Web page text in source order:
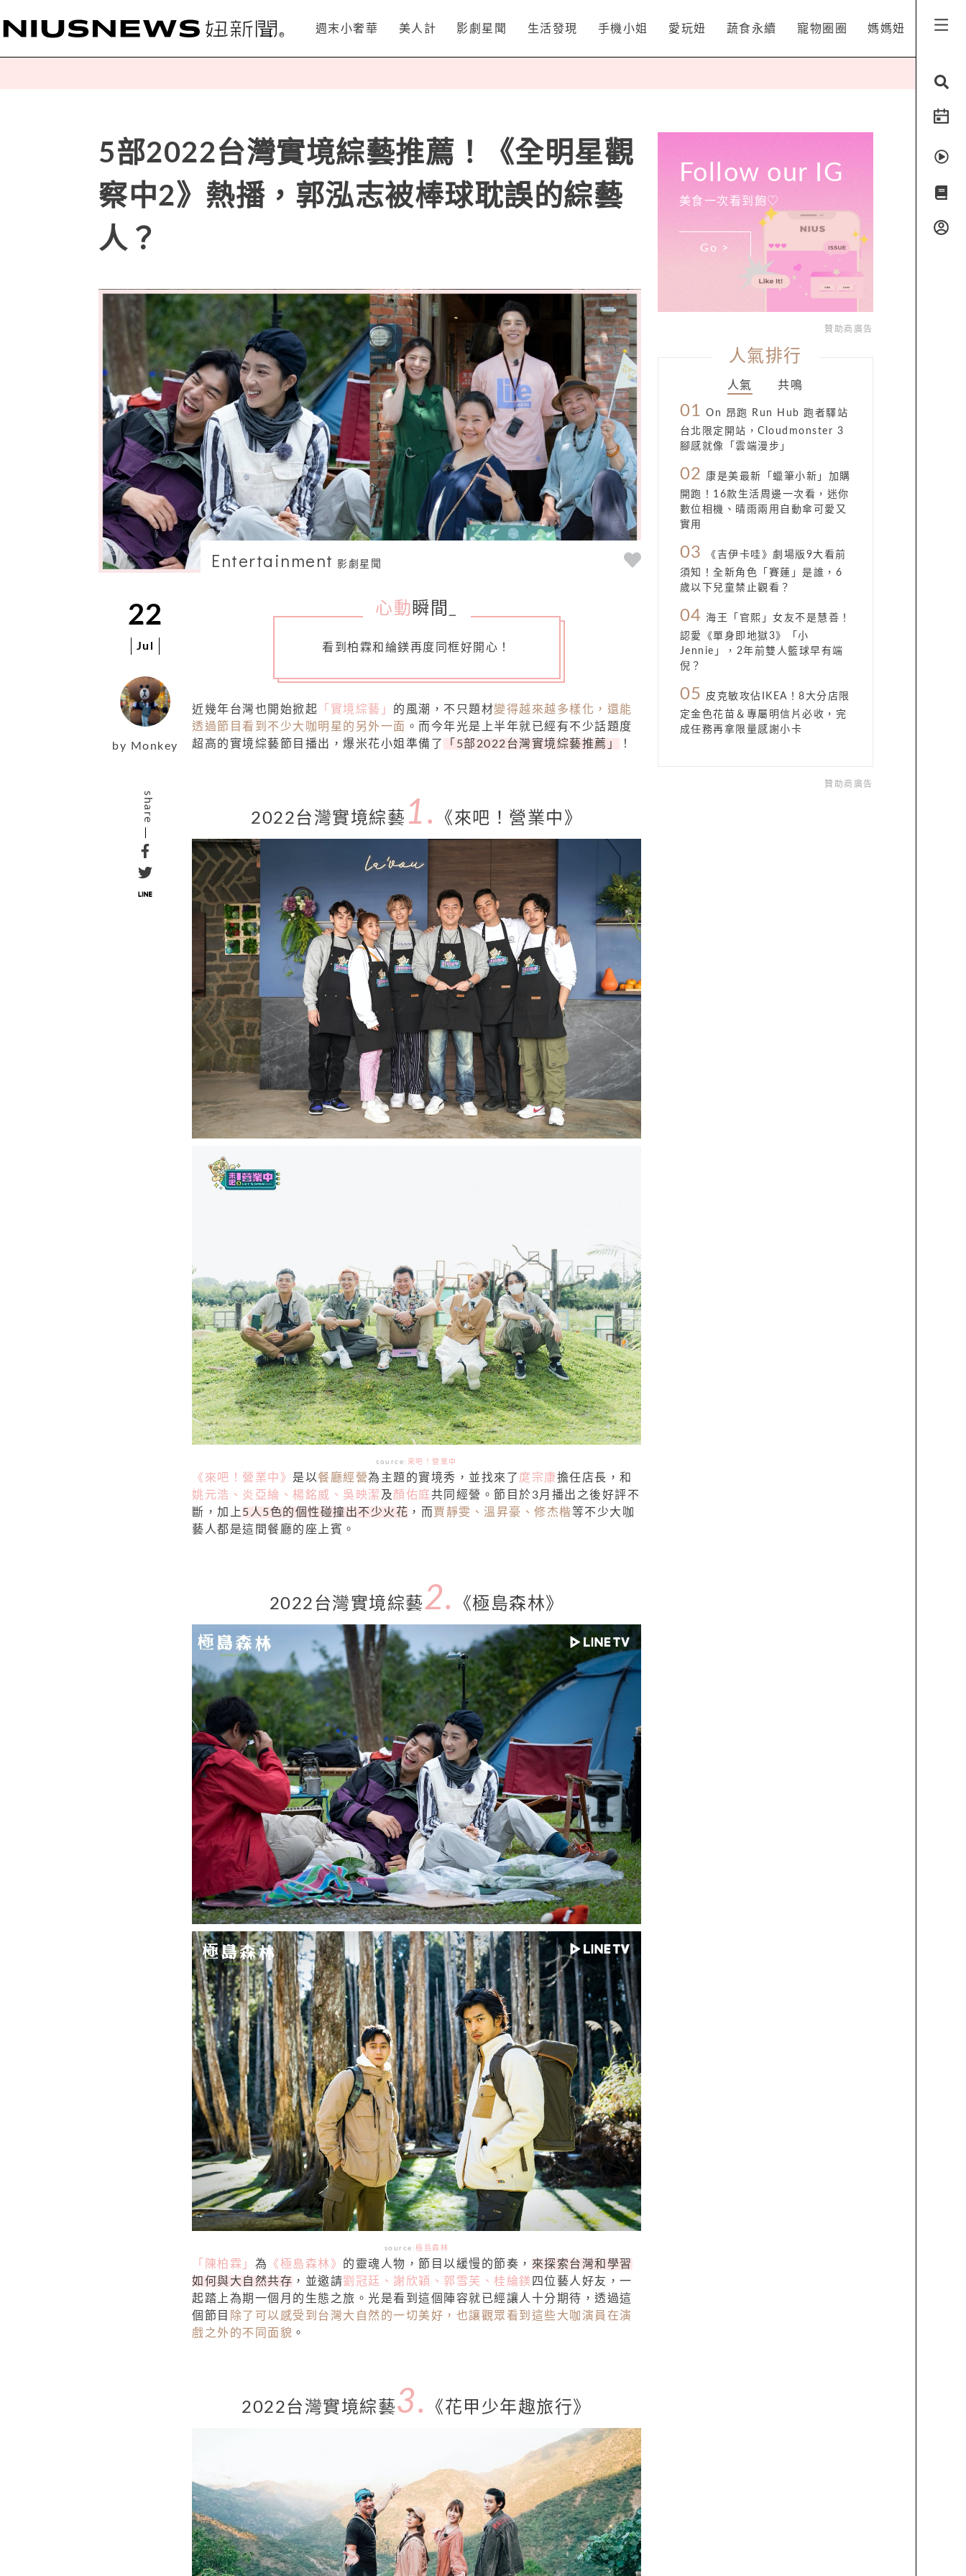
週末小奢華 美人計 影劇星聞 生活發現 手機小姐 愛玩妞 蔬食永續 寵物圈圈 媽媽妞
5部2022台灣實境綜藝推薦！《全明星觀
察中2》熱播，郭泓志被棒球耽誤的綜藝
人？
Entertainment 影劇星聞
22
Jul
by Monkey
share
心動 瞬間
看到柏霖和綸鎂再度同框好開心！
近幾年台灣也開始掀起 「實境綜藝」 的風潮，不只題材變得越來越多樣化，還能
透過節目看到不少大咖明星的另外一面 。而今年光是上半年就已經有不少話題度
超高的實境綜藝節目播出，爆米花小姐準備了
「5部2022台灣實境綜藝推薦」 ！
2022台灣實境綜藝 1. 《來吧！營業中》
source: 來吧！營業中
《來吧！營業中》 是以餐廳經營為主題的實境秀，並找來了 庹宗康擔任店長，和
姚元浩、炎亞綸、楊銘威、吳映潔 及顏佑庭共同經營。節目於3月播出之後好評不
斷，加上5人5色的個性碰撞出不少火花 ，而 賈靜雯、溫昇豪、修杰楷等不少大咖
藝人都是這間餐廳的座上賓。
2022台灣實境綜藝2. 《極島森林》
source:極島森林
「陳柏霖」 為 《極島森林》 的靈魂人物，節目以緩慢的節奏， 來探索台灣和學習
如何與大自然共存 ，並邀請劉冠廷、謝欣穎、郭雪芙、桂綸鎂 四位藝人好友，一
起踏上為期一個月的生態之旅。光是看到這個陣容就已經讓人十分期待，透過這
個節目 除了可以感受到台灣大自然的一切美好，也讓觀眾看到這些大咖演員在演
戲之外的不同面貌 。
2022台灣實境綜藝3. 《花甲少年趣旅行》
Follow our IG
美食一次看到飽♡
Go >
贊助商廣告
人氣排行
人氣 共鳴
01 On 昂跑 Run Hub 跑者驛站
台北限定開站，Cloudmonster 3
腳感就像「雲端漫步」
02
康是美最新「蠟筆小新」加購
開跑！16款生活周邊一次看，迷你
數位相機、晴雨兩用自動傘可愛又
實用
03
《吉伊卡哇》劇場版9大看前
須知！全新角色「賽蓮」是誰，6
歲以下兒童禁止觀看？
04 海王「官熙」女友不是慧善！
認愛《單身即地獄3》「小
Jennie」，2年前雙人籃球早有端
倪？
05
皮克敏攻佔IKEA！8大分店限
定金色花苗＆專屬明信片必收，完
成任務再拿限量感謝小卡
贊助商廣告